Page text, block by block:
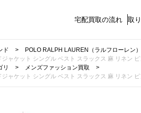
宅配買取の流れ 取
ド
POLO RALPH LAUREN（ラルフローレン
ャケット シングル ベスト スラックス 麻 リネン
リ
メンズファッション買取
ャケット シングル ベスト スラックス 麻 リネン